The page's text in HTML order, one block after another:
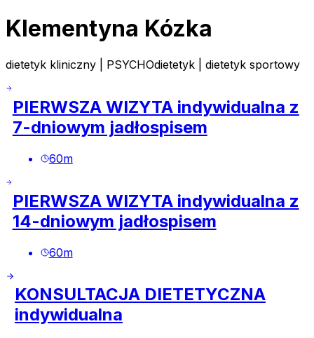
Klementyna Kózka
dietetyk kliniczny | PSYCHOdietetyk | dietetyk sportowy
PIERWSZA WIZYTA indywidualna z
7-dniowym jadłospisem
60m
PIERWSZA WIZYTA indywidualna z
14-dniowym jadłospisem
60m
KONSULTACJA DIETETYCZNA
indywidualna